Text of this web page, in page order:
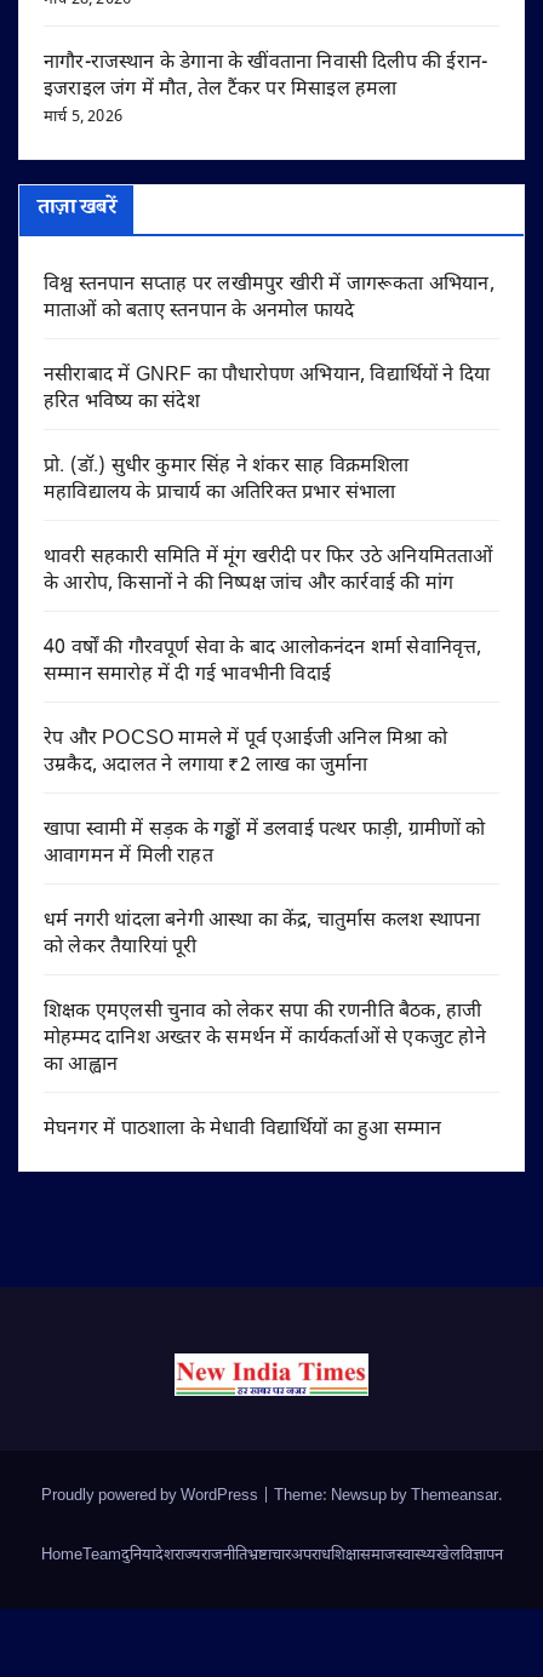
नागौर-राजस्थान के डेगाना के खींवताना निवासी दिलीप की ईरान-
इजराइल जंग में मौत, तेल टैंकर पर मिसाइल हमला
मार्च 5, 2026
ताज़ा खबरें
विश्व स्तनपान सप्ताह पर लखीमपुर खीरी में जागरूकता अभियान,
माताओं को बताए स्तनपान के अनमोल फायदे
नसीराबाद में GNRF का पौधारोपण अभियान, विद्यार्थियों ने दिया
हरित भविष्य का संदेश
प्रो. (डॉ.) सुधीर कुमार सिंह ने शंकर साह विक्रमशिला
महाविद्यालय के प्राचार्य का अतिरिक्त प्रभार संभाला
थावरी सहकारी समिति में मूंग खरीदी पर फिर उठे अनियमितताओं
के आरोप, किसानों ने की निष्पक्ष जांच और कार्रवाई की मांग
40 वर्षों की गौरवपूर्ण सेवा के बाद आलोकनंदन शर्मा सेवानिवृत्त,
सम्मान समारोह में दी गई भावभीनी विदाई
रेप और POCSO मामले में पूर्व एआईजी अनिल मिश्रा को
उम्रकैद, अदालत ने लगाया ₹2 लाख का जुर्माना
खापा स्वामी में सड़क के गड्ढों में डलवाई पत्थर फाड़ी, ग्रामीणों को
आवागमन में मिली राहत
धर्म नगरी थांदला बनेगी आस्था का केंद्र, चातुर्मास कलश स्थापना
को लेकर तैयारियां पूरी
शिक्षक एमएलसी चुनाव को लेकर सपा की रणनीति बैठक, हाजी
मोहम्मद दानिश अख्तर के समर्थन में कार्यकर्ताओं से एकजुट होने
का आह्वान
मेघनगर में पाठशाला के मेधावी विद्यार्थियों का हुआ सम्मान
Proudly powered by WordPress Theme: Newsup byThemeansar.
HomeTeamदुनियादेशराज्यराजनीतिभ्रष्टाचारअपराधशिक्षासमाजस्वास्थ्यखेलविज्ञापन